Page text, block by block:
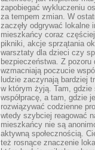
zapobiegać wykluczeniu
za tempem zmian. W
zaczęły odgrywać lokalne
mieszkańcy coraz
pikniki, akcje sprzątania
warsztaty dla dzieci czy
bezpieczeństwa. Z pozoru
wzmacniają poczucie
ludzie zaczynają bardziej
w którym żyją. Tam, gdzie
współpracę, a tam, gdzie
rozwiązywać codzienne
wtedy szybciej reagować
mieszkańcy nie są
aktywną społecznością.
też rosnące znaczenie